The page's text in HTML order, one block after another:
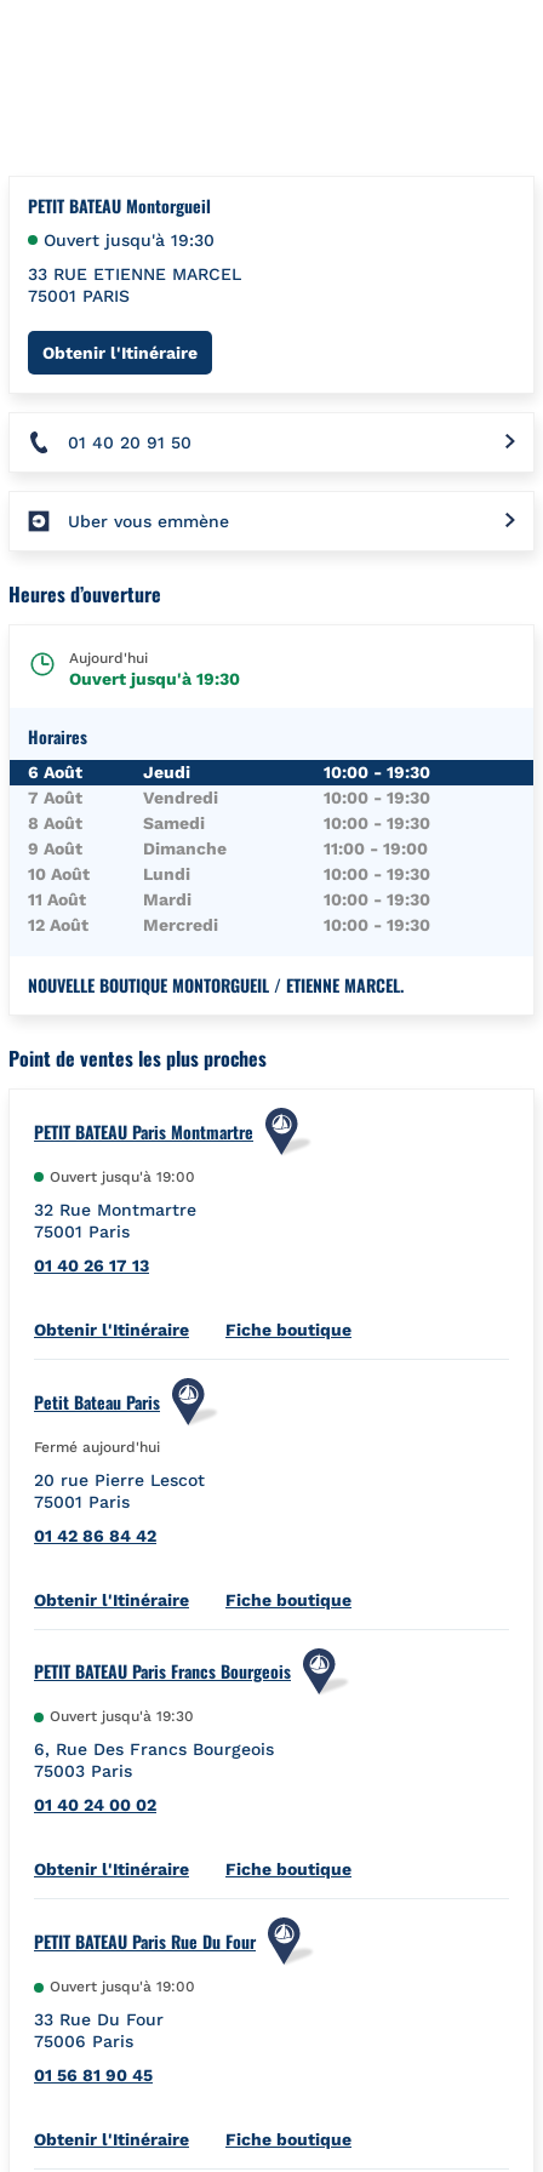
PETIT BATEAU Montorgueil
Ouvert jusqu'à 19:30
33 RUE ETIENNE MARCEL
75001 PARIS
Obtenir l'ItinéraireLink Opens in New Tab
01 40 20 91 50
Uber vous emmène
Heures d’ouverture
Aujourd'hui
Ouvert jusqu'à 19:30
Horaires
Jour de la SemaineHoraires
6 Août Jeudi 10:00 - 19:30
7 Août
Vendredi 10:00 - 19:30
8 Août
Samedi 10:00 - 19:30
9 Août
Dimanche 11:00 - 19:00
10 Août
Lundi 10:00 - 19:30
11 Août
Mardi 10:00 - 19:30
12 Août
Mercredi 10:00 - 19:30
NOUVELLE BOUTIQUE MONTORGUEIL / ETIENNE MARCEL.
Point de ventes les plus proches
PETIT BATEAU Paris Montmartre
Ouvert jusqu'à 19:00
32 Rue Montmartre
75001 Paris
01 40 26 17 13
Obtenir l'ItinéraireLink Opens in New Tab
Fiche boutique
Petit Bateau Paris
Fermé aujourd'hui
20 rue Pierre Lescot
75001 Paris
01 42 86 84 42
Obtenir l'ItinéraireLink Opens in New Tab
Fiche boutique
PETIT BATEAU Paris Francs Bourgeois
Ouvert jusqu'à 19:30
6, Rue Des Francs Bourgeois
75003 Paris
01 40 24 00 02
Obtenir l'ItinéraireLink Opens in New Tab
Fiche boutique
PETIT BATEAU Paris Rue Du Four
Ouvert jusqu'à 19:00
33 Rue Du Four
75006 Paris
01 56 81 90 45
Obtenir l'ItinéraireLink Opens in New Tab
Fiche boutique